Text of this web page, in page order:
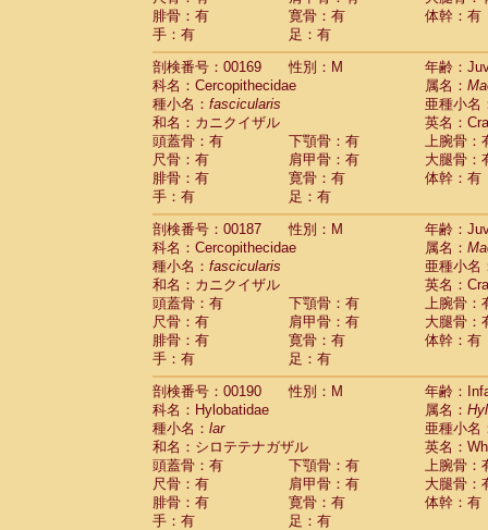
腓骨：有
寛骨：有
体幹：有
手：有
足：有
剖検番号：00169
性別：M
年齢：
科名：Cercopithecidae
属名：
種小名： fascicularis
亜種小名
和名：カニクイザル
英名：
頭蓋骨：有
下顎骨：有
上腕骨：
尺骨：有
肩甲骨：有
大腿骨：
腓骨：有
寛骨：有
体幹：有
手：有
足：有
剖検番号：00187
性別：M
年齢：
科名：Cercopithecidae
属名：
種小名： fascicularis
亜種小名
和名：カニクイザル
英名：
頭蓋骨：有
下顎骨：有
上腕骨：
尺骨：有
肩甲骨：有
大腿骨：
腓骨：有
寛骨：有
体幹：有
手：有
足：有
剖検番号：00190
性別：M
年齢：
科名：Hylobatidae
属名：
種小名： lar
亜種小名
和名：シロテテナガザル
英名：
頭蓋骨：有
下顎骨：有
上腕骨：
尺骨：有
肩甲骨：有
大腿骨：
腓骨：有
寛骨：有
体幹：有
手：有
足：有